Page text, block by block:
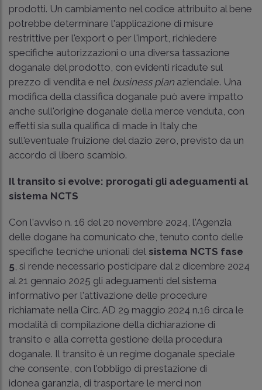
prodotti. Un cambiamento nel codice attribuito al bene
potrebbe determinare l'applicazione di misure
restrittive per l'export o per l'import, richiedere
specifiche autorizzazioni o una diversa tassazione
doganale del prodotto, con evidenti ricadute sul
prezzo di vendita e nel business plan aziendale. Una
modifica della classifica doganale può avere impatto
anche sull'origine doganale della merce venduta, con
effetti sia sulla qualifica di made in Italy che
sull'eventuale fruizione del dazio zero, previsto da un
accordo di libero scambio.
Il transito si evolve: prorogati gli adeguamenti al
sistema NCTS
Con l'avviso n. 16 del 20 novembre 2024, l'Agenzia
delle dogane ha comunicato che, tenuto conto delle
specifiche tecniche unionali del sistema NCTS fase
5 , si rende necessario posticipare dal 2 dicembre 2024
al 21 gennaio 2025 gli adeguamenti del sistema
informativo per l'attivazione delle procedure
richiamate nella Circ. AD 29 maggio 2024 n.16 circa le
modalità di compilazione della dichiarazione di
transito e alla corretta gestione della procedura
doganale. Il transito è un regime doganale speciale
che consente, con l'obbligo di prestazione di
idonea garanzia, di trasportare le merci non